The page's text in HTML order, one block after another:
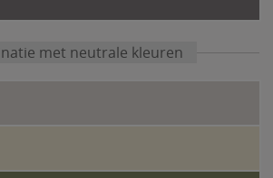
met neutrale kleuren